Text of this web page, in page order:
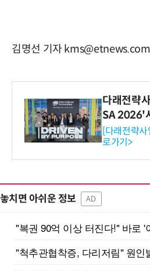
김명선 기자 kms@etnews.com
다래전략
SA 2026'
와의 비즈
-바이오 해
보
[다래전략
로가기>
놓치면 아쉬운 정보 AD